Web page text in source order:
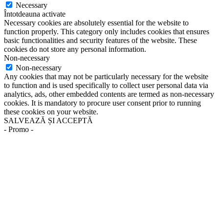
Necessary
Întotdeauna activate
Necessary cookies are absolutely essential for the website to
function properly. This category only includes cookies that ensures
basic functionalities and security features of the website. These
cookies do not store any personal information.
Non-necessary
Non-necessary
Any cookies that may not be particularly necessary for the website
to function and is used specifically to collect user personal data via
analytics, ads, other embedded contents are termed as non-necessary
cookies. It is mandatory to procure user consent prior to running
these cookies on your website.
SALVEAZĂ ȘI ACCEPTĂ
- Promo -